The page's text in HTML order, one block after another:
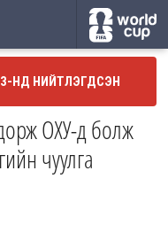
НД НИЙТЛЭГДСЭН
ОХУ-д болж
чуулга